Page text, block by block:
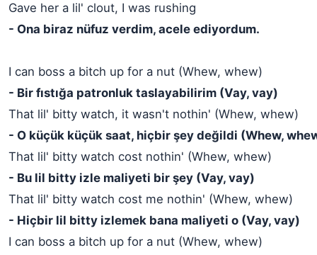
Gave her a lil' clout, I was rushing
- Ona biraz nüfuz verdim, acele ediyordum.
I can boss a bitch up for a nut (Whew, whew)
- Bir fıstığa patronluk taslayabilirim (Vay, vay)
That lil' bitty watch, it wasn't nothin' (Whew, whew)
- O küçük küçük saat, hiçbir şey değildi (Whew,
That lil' bitty watch cost nothin' (Whew, whew)
- Bu lil bitty izle maliyeti bir şey (Vay, vay)
That lil' bitty watch cost me nothin' (Whew, whew)
- Hiçbir lil bitty izlemek bana maliyeti o (Vay, vay)
I can boss a bitch up for a nut (Whew, whew)